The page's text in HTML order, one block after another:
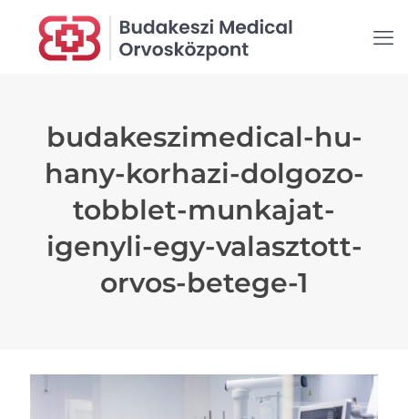
budakeszimedical-hu-
hany-korhazi-dolgozo-
tobblet-munkajat-
igenyli-egy-valasztott-
orvos-betege-1